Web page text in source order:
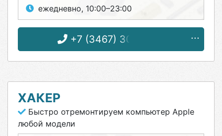
ежедневно, 10:00–23:00
+7 (3467) 30-98-78
ХАКЕР
Быстро отремонтируем компьютер Apple
любой модели